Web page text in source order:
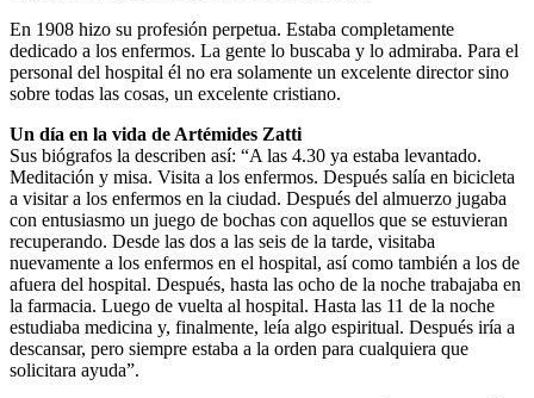
En 1908 hizo su profesión perpetua. Estaba completamente
dedicado a los enfermos. La gente lo buscaba y lo admiraba. Para el
personal del hospital él no era solamente un excelente director sino
sobre todas las cosas, un excelente cristiano.
Un día en la vida de Artémides Zatti
Sus biógrafos la describen así: “A las 4.30 ya estaba levantado.
Meditación y misa. Visita a los enfermos. Después salía en bicicleta
a visitar a los enfermos en la ciudad. Después del almuerzo jugaba
con entusiasmo un juego de bochas con aquellos que se estuvieran
recuperando. Desde las dos a las seis de la tarde, visitaba
nuevamente a los enfermos en el hospital, así como también a los de
afuera del hospital. Después, hasta las ocho de la noche trabajaba en
la farmacia. Luego de vuelta al hospital. Hasta las 11 de la noche
estudiaba medicina y, finalmente, leía algo espiritual. Después iría a
descansar, pero siempre estaba a la orden para cualquiera que
solicitara ayuda”.